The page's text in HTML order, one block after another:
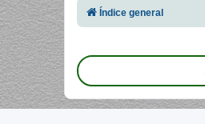
Índice general